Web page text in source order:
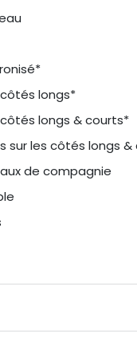
longs*
longs & courts*
sur les côtés longs
de compagnie